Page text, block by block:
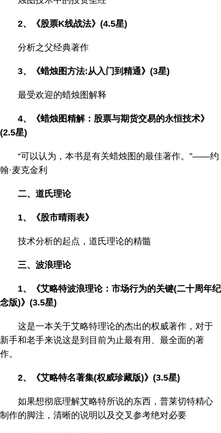
2、《股票K线战法》(4.5星)
分析之父经典著作
3、《蜡烛图方法:从入门到精通》(3星)
最受欢迎的蜡烛图解释
4、《蜡烛图精解：股票与期货交易的永恒技术》
(2.5星)
“可以认为，本书是有关蜡烛图的最佳著作。”——约
翰·麦克金利
二、道氏理论
1、《股市晴雨表》
技术分析的起点，道氏理论的精髓
三、波浪理论
1、《艾略特波浪理论：市场行为的关键(二十周年纪
念版)》(3.5星)
这是一本关于艾略特理论的杰出的权威著作，对于
新手和老手来说这是到目前为止最有用、最全面的著
作。
2、《艾略特名著集(权威珍藏版)》(3.5星)
如果想彻底理解艾略特所说的东西，普莱切特精心
制作的脚注，清晰的说明以及交叉参考绝对必要